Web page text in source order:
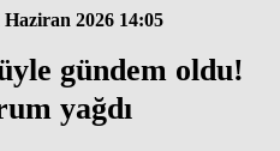
Haziran 2026 14:05
gündem oldu!
yağdı